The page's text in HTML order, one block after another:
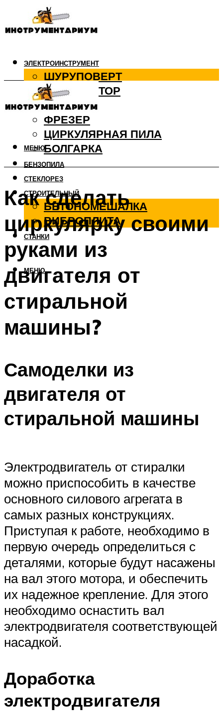
ЭЛЕКТРОИНСТРУМЕНТ
ШУРУПОВЕРТ
ПЕРФОРАТОР
ДРЕЛЬ
ФРЕЗЕР
ЦИРКУЛЯРНАЯ ПИЛА
БОЛГАРКА
БЕНЗОПИЛА
СТЕКЛОРЕЗ
СТРОИТЕЛЬНЫЙ
БЕТОНОМЕШАЛКА
ВИБРОПЛИТА
СТАНКИ
МЕНЮ
МЕНЮ
Как сделать
циркулярку своими
руками из
двигателя от
стиральной
машины?
Самоделки из
двигателя от
стиральной машины
Электродвигатель от стиралки
можно приспособить в качестве
основного силового агрегата в
самых разных конструкциях.
Приступая к работе, необходимо в
первую очередь определиться с
деталями, которые будут насажены
на вал этого мотора, и обеспечить
их надежное крепление. Для этого
необходимо оснастить вал
электродвигателя соответствующей
насадкой.
Доработка
электродвигателя